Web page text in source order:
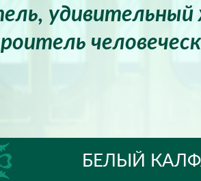
удивительный
БЕЛЫЙ